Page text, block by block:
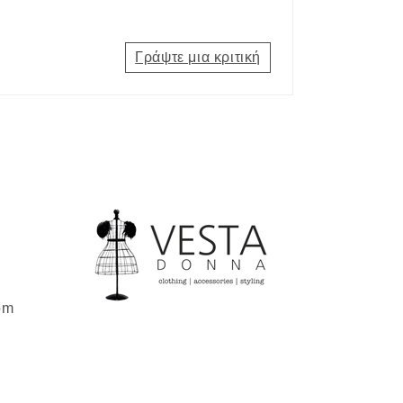
Γράψτε μια κριτική